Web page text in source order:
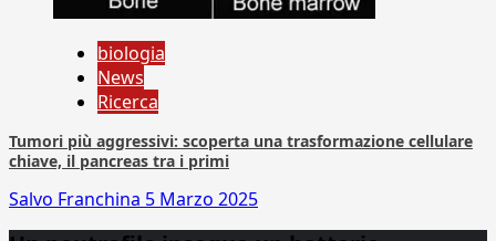
biologia
News
Ricerca
Tumori più aggressivi: scoperta una trasformazione cellulare
chiave, il pancreas tra i primi
Salvo Franchina 5 Marzo 2025